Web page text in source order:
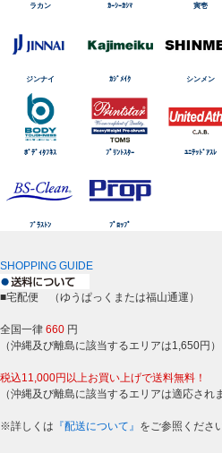
ラカン ｶｰｼｰｶｼﾏ 寅壱
ジンナイ ｶｼﾞﾒｲｸ シンメン
ﾎﾞﾃﾞｨﾀﾌﾈｽ ﾌﾟﾘﾝﾄｽﾀｰ ﾕﾆﾃｯﾄﾞｱｽﾚ
ﾌﾞﾗｽﾄﾝ ﾌﾟﾛｯﾌﾟ
SHOPPING GUIDE
■宅配便 （ゆうぱっくまたは福山通運）
全国一律 660 円
（沖縄及び離島に該当するエリアは1,650円）
税込11,000円以上お買い上げで送料無料！
（沖縄及び離島に該当するエリアは適応され
※詳しくは 『配送について』 をご参照くださ